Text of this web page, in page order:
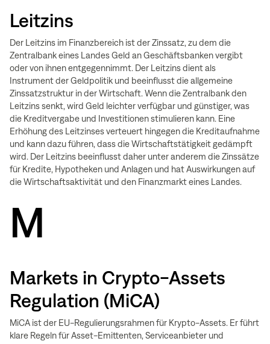
Leitzins
Der Leitzins im Finanzbereich ist der Zinssatz, zu dem die
Zentralbank eines Landes Geld an Geschäftsbanken vergibt
oder von ihnen entgegennimmt. Der Leitzins dient als
Instrument der Geldpolitik und beeinflusst die allgemeine
Zinssatzstruktur in der Wirtschaft. Wenn die Zentralbank den
Leitzins senkt, wird Geld leichter verfügbar und günstiger, was
die Kreditvergabe und Investitionen stimulieren kann. Eine
Erhöhung des Leitzinses verteuert hingegen die Kreditaufnahme
und kann dazu führen, dass die Wirtschaftstätigkeit gedämpft
wird. Der Leitzins beeinflusst daher unter anderem die Zinssätze
für Kredite, Hypotheken und Anlagen und hat Auswirkungen auf
die Wirtschaftsaktivität und den Finanzmarkt eines Landes.
M
Markets in Crypto-Assets
Regulation (MiCA)
MiCA ist der EU-Regulierungsrahmen für Krypto-Assets. Er führt
klare Regeln für Asset-Emittenten, Serviceanbieter und